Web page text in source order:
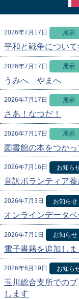
2026年7月17日 展示
平和と戦争について
2026年7月17日 展示
うみへ やまへ
2026年7月17日 展示
さあ！なつだ！
2026年7月17日 展示
図書館の本をつかっ
2026年7月16日 お知ら
音訳ボランティア養
2026年7月3日 お知らせ
オンラインデータ
2026年7月1日 お知らせ
電子書籍を追加しま
2026年6月19日 お知ら
玉川総合支所での
します